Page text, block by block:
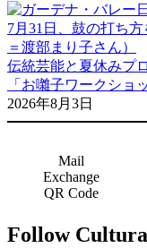
伝統芸能と夏休みプ
「お囃子ワークショ
2026年8月3日
Mail
Exchange
QR Code
Follow